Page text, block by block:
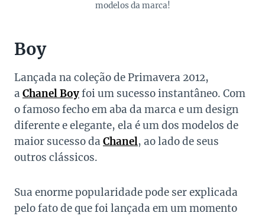
modelos da marca!
Boy
Lançada na coleção de Primavera 2012,
a Chanel Boyfoi um sucesso instantâneo. Com
o famoso fecho em aba da marca e um design
diferente e elegante, ela é um dos modelos de
maior sucesso da Chanel, ao lado de seus
outros clássicos.
Sua enorme popularidade pode ser explicada
pelo fato de que foi lançada em um momento